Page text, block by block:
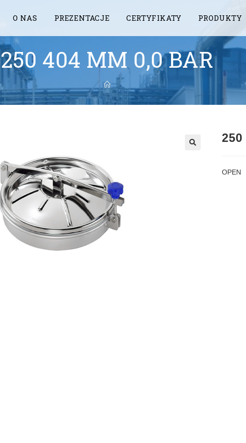
O NAS PREZENTACJE CERTYFIKATY PRODUKTY
250 404 MM 0,0 BAR
250
OPEN